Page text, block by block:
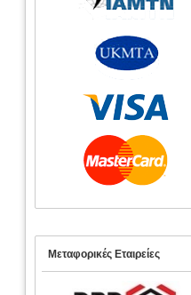
Μεταφορικές Εταιρείες